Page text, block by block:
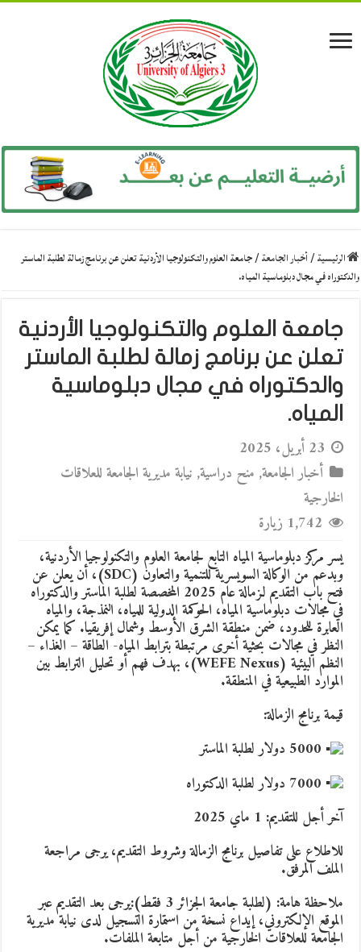
الرئيسية/أخبار الجامعة/جامعة العلوم والتكنولوجيا الأردنية تعلن عن برنامج زمالة لطلبة الماستر
والدكتوراه في مجال دبلوماسية المياه.
جامعة العلوم والتكنولوجيا الأردنية
تعلن عن برنامج زمالة لطلبة الماستر
والدكتوراه في مجال دبلوماسية
المياه.
23 أبريل، 2025
أخبار الجامعة, منح دراسية, نيابة مديرية الجامعة للعلاقات
الخارجية
1,742 زيارة
يسر مركز دبلوماسية المياه التابع لجامعة العلوم والتكنولوجيا الأردنية،
وبدعم من الوكالة السويسرية للتنمية والتعاون (SDC)، أن يعلن عن
فتح باب التقديم لـزمالة عام 2025 المخصصة لطلبة الماستر والدكتوراه
في مجالات دبلوماسية المياه، الحوكمة الدولية للمياه، النمذجة، والمياه
العابرة للحدود، ضمن منطقة الشرق الأوسط وشمال إفريقيا. كما يمكن
النظر في مجالات بحثية أخرى مرتبطة بترابط المياه- الطاقة – الغذاء –
النظم البيئية (WEFE Nexus)، بهدف فهم أو تحليل الترابط بين
الموارد الطبيعية في المنطقة.
قيمة برنامج الزمالة:
آخر أجل للتقديم: 1 ماي 2025
للاطلاع على تفاصيل برنامج الزمالة وشروط التقديم، يرجى مراجعة
الملف المرفق.
ملاحظة هامة: (لطلبة جامعة الجزائر 3 فقط):يرجى بعد التقديم عبر
الموقع الإلكتروني، إيداع نسخة من استمارة التسجيل لدى نيابة مديرية
الجامعة للعلاقات الخارجية من أجل متابعة الملفات.